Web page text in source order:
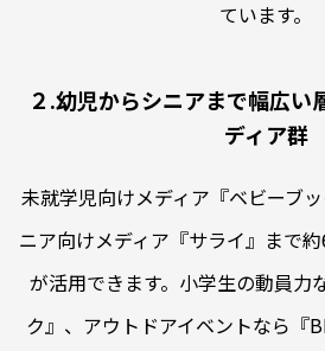
ています。
２.幼児からシニアまで幅広い
ディア群
未就学児向けメディア『ベビーブ
ニア向けメディア『サライ』まで
が活用できます。小学生の動員力
ク』、アウトドアイベントなら『